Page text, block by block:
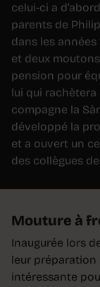
celui-ci a
parents de
dans les années
et deux
pension pour
lui qui rachètera
compagne la
développé la
et a ouvert un
des collègues
Mouture à
Inaugurée lors
leur préparation
intéressante